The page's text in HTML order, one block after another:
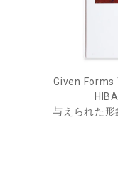
Given Forms
与えられた形